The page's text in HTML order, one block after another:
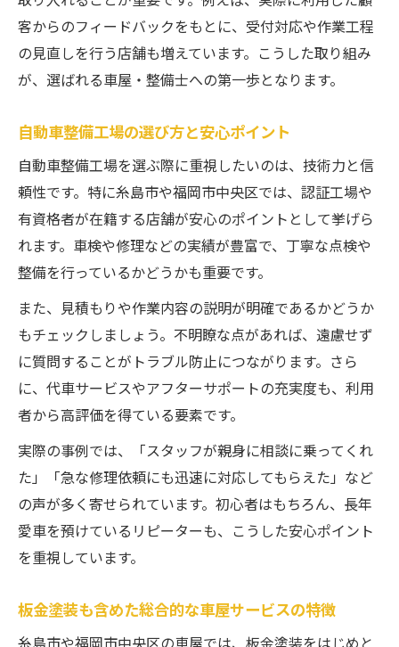
サービス品質向上で差がつくポイントとは
車屋・整備士の細やかな対応が信頼を生む
自動車整備工場のサービス品質管理の重要
性
車屋・整備士が実践する安心の点検体制
スタッフ全員で守る車屋サービスの高基準
車屋・整備士が語る品質向上の成功事例
客からのフィードバックをもとに、受付対応や作業工程
の見直しを行う店舗も増えています。こうした取り組み
が、選ばれる車屋・整備士への第一歩となります。
自動車整備工場の選び方と安心ポイント
自動車整備工場を選ぶ際に重視したいのは、技術力と信
頼性です。特に糸島市や福岡市中央区では、認証工場や
有資格者が在籍する店舗が安心のポイントとして挙げら
れます。車検や修理などの実績が豊富で、丁寧な点検や
整備を行っているかどうかも重要です。
また、見積もりや作業内容の説明が明確であるかどうか
もチェックしましょう。不明瞭な点があれば、遠慮せず
に質問することがトラブル防止につながります。さら
に、代車サービスやアフターサポートの充実度も、利用
者から高評価を得ている要素です。
実際の事例では、「スタッフが親身に相談に乗ってくれ
た」「急な修理依頼にも迅速に対応してもらえた」など
の声が多く寄せられています。初心者はもちろん、長年
愛車を預けているリピーターも、こうした安心ポイント
を重視しています。
板金塗装も含めた総合的な車屋サービスの特徴
糸島市や福岡市中央区の車屋では、板金塗装をはじめと